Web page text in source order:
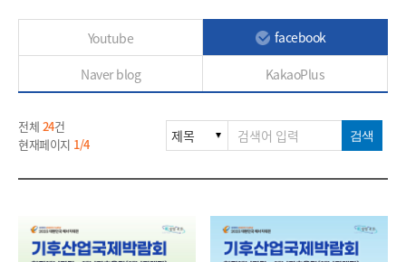
Youtube facebook
Naver blog KakaoPlus
검색
전체 24건
현재페이지 1/4